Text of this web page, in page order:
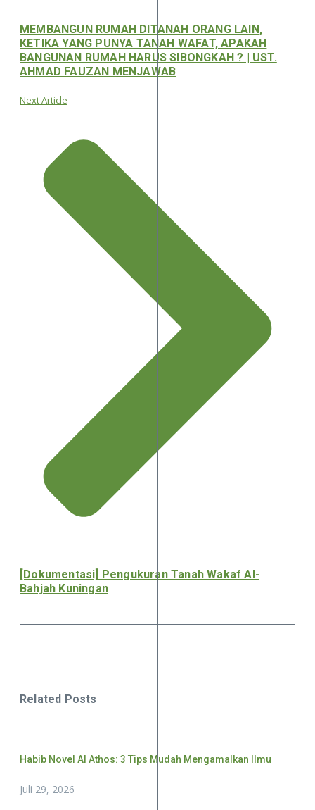
MEMBANGUN RUMAH DITANAH ORANG LAIN,
KETIKA YANG PUNYA TANAH WAFAT, APAKAH
BANGUNAN RUMAH HARUS SIBONGKAH ? | UST.
AHMAD FAUZAN MENJAWAB
Next Article
[Dokumentasi] Pengukuran Tanah Wakaf Al-
Bahjah Kuningan
Related Posts
Habib Novel Al Athos: 3 Tips Mudah Mengamalkan Ilmu
Juli 29, 2026